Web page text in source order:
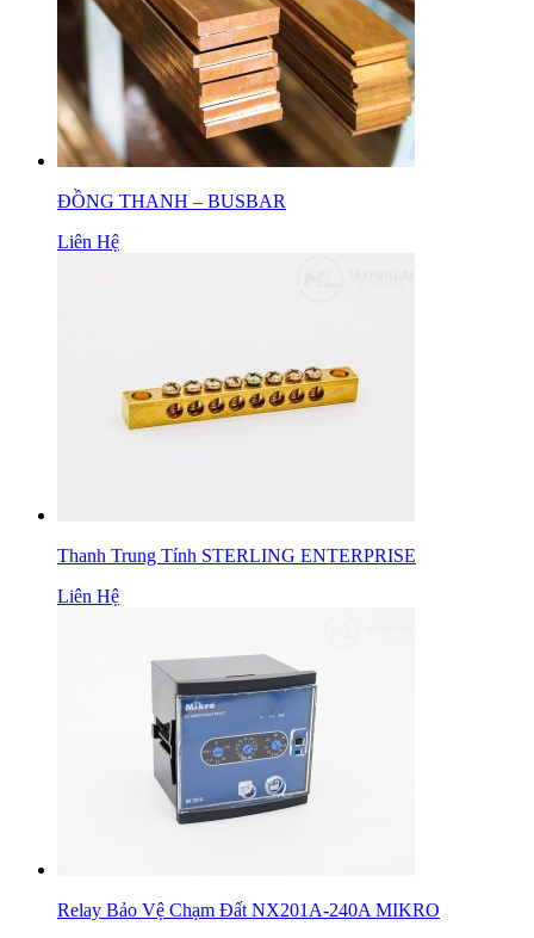
ĐỒNG THANH – BUSBAR
Liên Hệ
Thanh Trung Tính STERLING ENTERPRISE
Liên Hệ
Relay Bảo Vệ Chạm Đất NX201A-240A MIKRO